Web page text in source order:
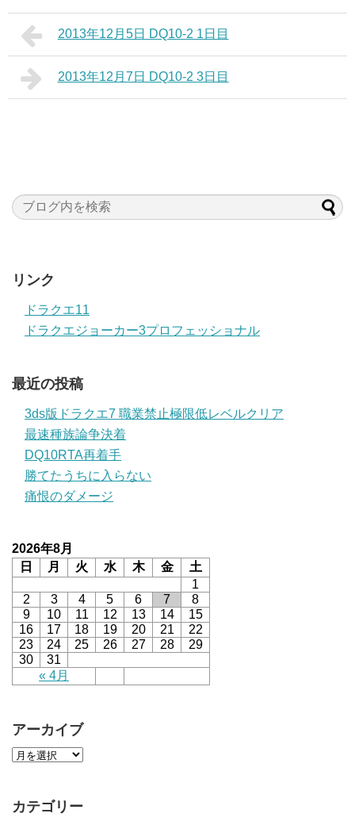
2013年12月5日 DQ10-2 1日目
2013年12月7日 DQ10-2 3日目
リンク
ドラクエ11
ドラクエジョーカー3プロフェッショナル
最近の投稿
3ds版ドラクエ7 職業禁止極限低レベルクリア
最速種族論争決着
DQ10RTA再着手
勝てたうちに入らない
痛恨のダメージ
2026年8月
日
月 火 水 木 金 土
« 4月
1
2
3 4 5 6 7
8
9
10 11 12 13 14
15
16
17 18 19 20 21
22
23
24 25 26 27 28
29
30
31
アーカイブ
カテゴリー